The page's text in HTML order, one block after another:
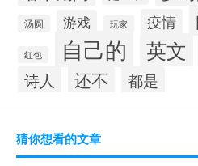
汤圆 游戏 玩家 疫情
红包 自己的 英文
诗人 还不 都是
猜你想看的文章